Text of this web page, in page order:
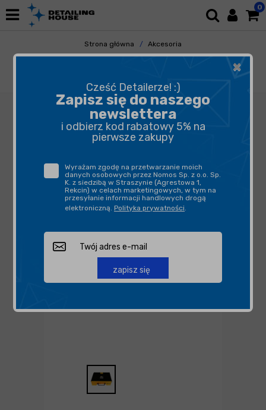
0
Strona główna
Akcesoria
Pozostałe Akcesoria
Gadżety
×
Cześć Detailerze! :)
Zapisz się do naszego
newslettera
i odbierz kod rabatowy 5% na
pierwsze zakupy
Wyrażam zgodę na przetwarzanie moich
danych osobowych przez Nomos Sp. z o.o. Sp.
K. z siedzibą w Straszynie (Agrestowa 1,
Rekcin) w celach marketingowych, w tym na
przesyłanie informacji handlowych drogą
elektroniczną. Polityka prywatności.
zapisz się